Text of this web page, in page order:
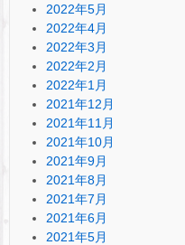
2022年5月
2022年4月
2022年3月
2022年2月
2022年1月
2021年12月
2021年11月
2021年10月
2021年9月
2021年8月
2021年7月
2021年6月
2021年5月